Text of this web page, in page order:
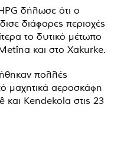
δήλωσε ότι ο
διάφορες περιοχές
το δυτικό μέτωπο
και στο Xakurke.
πολλές
μαχητικά αεροσκάφη
και Kendekola στις 23